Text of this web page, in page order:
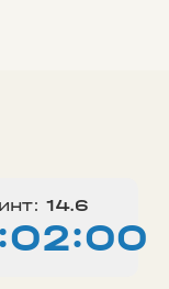
14.6